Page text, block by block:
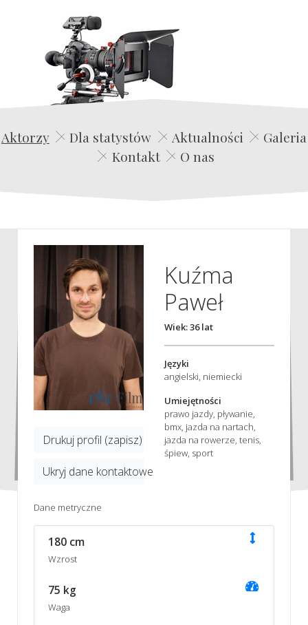
Edwin Film Agencja Aktorska
Aktorzy Dla statystów Aktualności
Galeria
Kontakt
O nas
Drukuj profil (zapisz)
Ukryj dane kontaktowe
Kuźma
Paweł
Wiek: 36 lat
Języki
angielski, niemiecki
Umiejętności
prawo jazdy, pływanie,
bmx, jazda na nartach,
jazda na rowerze, tenis,
śpiew, sport
Dane metryczne
180 cm
Wzrost
75 kg
Waga